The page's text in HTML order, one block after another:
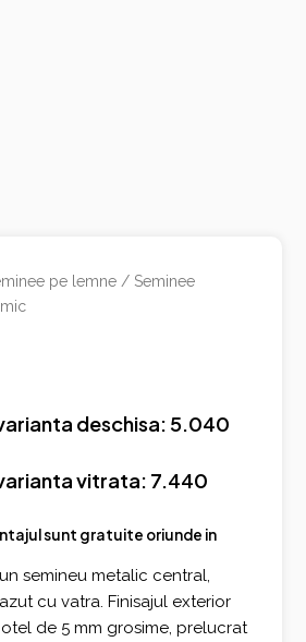
pe lemne / Seminee
deschisa: 5.040
vitrata: 7.440
sunt gratuite oriunde in
semineu metalic central,
cu vatra. Finisajul exterior
de 5 mm grosime, prelucrat